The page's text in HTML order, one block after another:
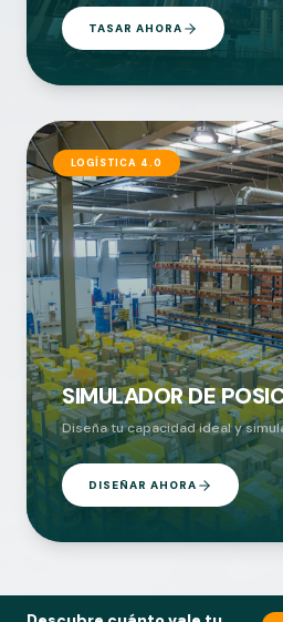
TASAR AHORA
LOGÍSTICA 4.0
SIMULADOR DE
Diseña tu capacidad ideal y
DISEÑAR AHORA